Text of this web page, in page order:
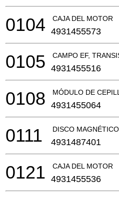
CAJA DEL MOTOR
0104 4931455573
CAMPO EF,
0105 4931455516
MÓDULO DE
0108 4931455064
DISCO
0111 4931487401
CAJA DEL MOTOR
0121 4931455536